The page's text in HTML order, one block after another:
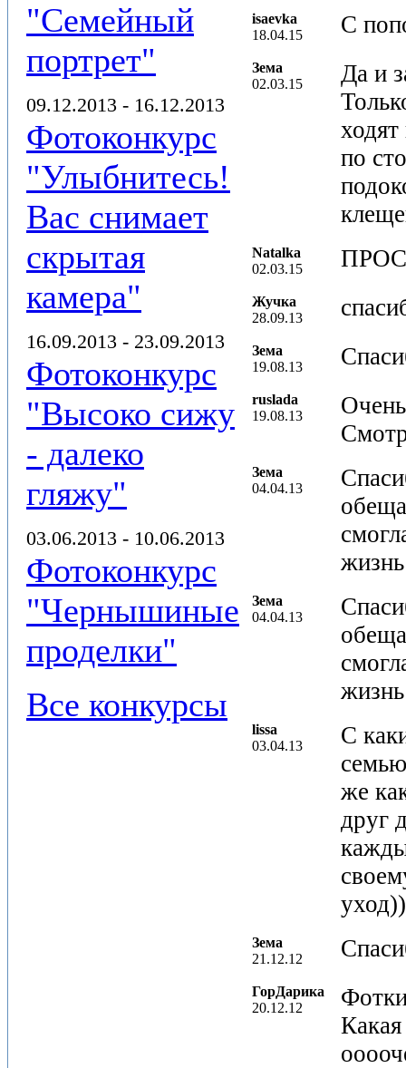
"Семейный
портрет"
09.12.2013 - 16.12.2013
Фотоконкурс
"Улыбнитесь!
Вас снимает
скрытая
камера"
16.09.2013 - 23.09.2013
Фотоконкурс
"Высоко сижу
- далеко
гляжу"
03.06.2013 - 10.06.2013
Фотоконкурс
"Чернышиные
проделки"
Все конкурсы
isaevka
18.04.15
С
Зема
02.03.15
Да и
по
Natalka
02.03.15
Жучка
28.09.13
Зема
19.08.13
ruslada
19.08.13
Зема
04.04.13
жизнь
Зема
04.04.13
жизнь
lissa
03.04.13
С
же
друг
Зема
21.12.12
ГорДарика
20.12.12